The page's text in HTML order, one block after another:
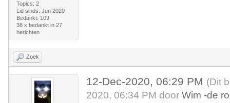
Topics: 2
Lid sinds: Jun 2020
Bedankt: 109
38 x bedankt in 27
berichten
Zoek
12-Dec-2020, 06:29 PM (Dit
2020, 06:34 PM doorWim -de